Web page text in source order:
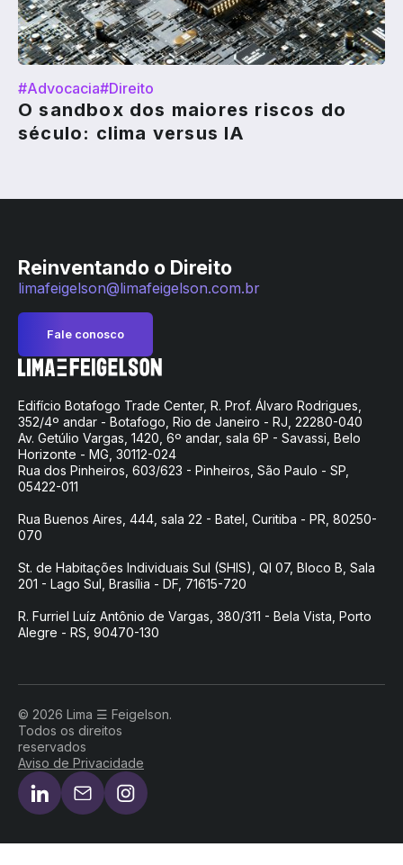
#Advocacia#Direito
O sandbox dos maiores riscos do
século: clima versus IA
Reinventando o Direito
limafeigelson@limafeigelson.com.br
Fale conosco
Edifício Botafogo Trade Center, R. Prof. Álvaro Rodrigues,
352/4º andar - Botafogo, Rio de Janeiro - RJ, 22280-040
Av. Getúlio Vargas, 1420, 6º andar, sala 6P - Savassi, Belo
Horizonte - MG, 30112-024
Rua dos Pinheiros, 603/623 - Pinheiros, São Paulo - SP,
05422-011
Rua Buenos Aires, 444, sala 22 - Batel, Curitiba - PR, 80250-
070
St. de Habitações Individuais Sul (SHIS), QI 07, Bloco B, Sala
201 - Lago Sul, Brasília - DF, 71615-720
R. Furriel Luíz Antônio de Vargas, 380/311 - Bela Vista, Porto
Alegre - RS, 90470-130
© 2026 Lima ☰ Feigelson.
Todos os direitos
reservados
Aviso de Privacidade